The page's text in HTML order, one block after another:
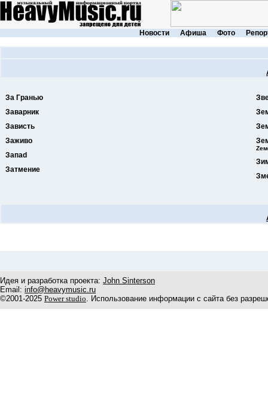
Новости Афиша Фото
За Гранью
Заварник
Зависть
Заживо
Запаd
Затмение
Идея и разработка проекта: John Sinterson
Email: info@heavymusic.ru
©2001-2025 Power studio. Использование информации с сайта без